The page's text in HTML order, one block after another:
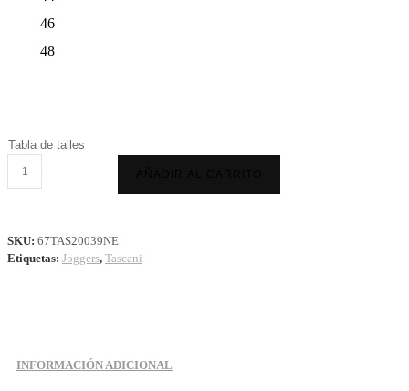
46
48
Tabla de talles
SKU: 67TAS20039NE
Etiquetas: Joggers, Tascani
INFORMACIÓN ADICIONAL